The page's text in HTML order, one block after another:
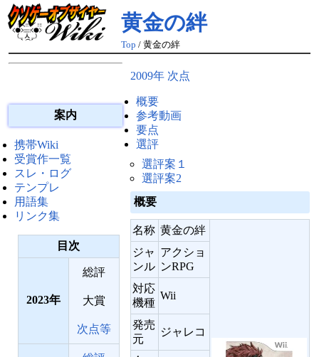
黄金の絆
Top / 黄金の絆
案内
携帯Wiki
受賞作一覧
スレ・ログ
テンプレ
用語集
リンク集
目次
2023
総評
大賞
次点等
2009年 次点
概要
参考動画
要点
選評
選評案１
選評案2
概要
名称 黄金の絆
ジャ
ンル
アクショ
ンRPG
対応
機種
Wii
発売
元
ジャレコ